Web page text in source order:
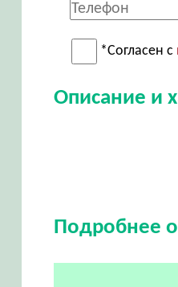
*Согласен с
Описание и
Подробнее